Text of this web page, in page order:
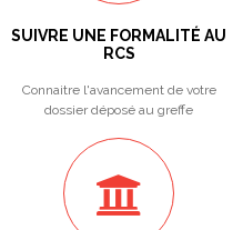
SUIVRE UNE FORMALITÉ AU
RCS
Connaitre l'avancement de votre
dossier déposé au greffe